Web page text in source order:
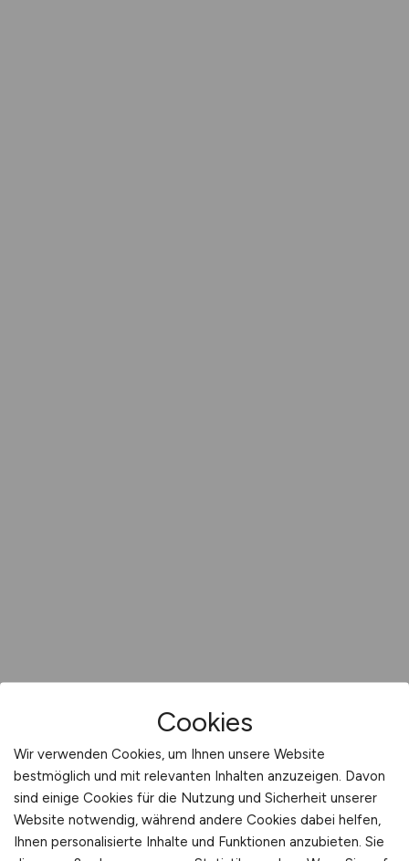
Cookies
Wir verwenden Cookies, um Ihnen unsere Website
bestmöglich und mit relevanten Inhalten anzuzeigen. Davon
sind einige Cookies für die Nutzung und Sicherheit unserer
Website notwendig, während andere Cookies dabei helfen,
Ihnen personalisierte Inhalte und Funktionen anzubieten. Sie